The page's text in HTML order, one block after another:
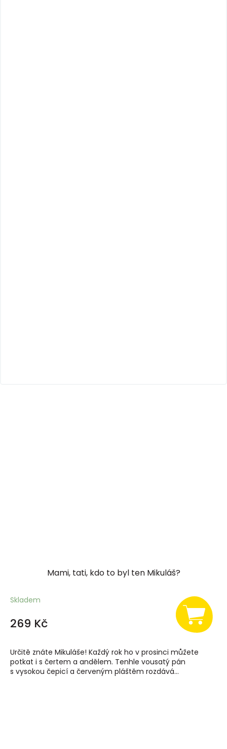
Mami, tati, kdo to byl ten Mikuláš?
Skladem
269 Kč
Určitě znáte Mikuláše! Každý rok ho v prosinci můžete
potkat i s čertem a andělem. Tenhle vousatý pán
s vysokou čepicí a červeným pláštěm rozdává...